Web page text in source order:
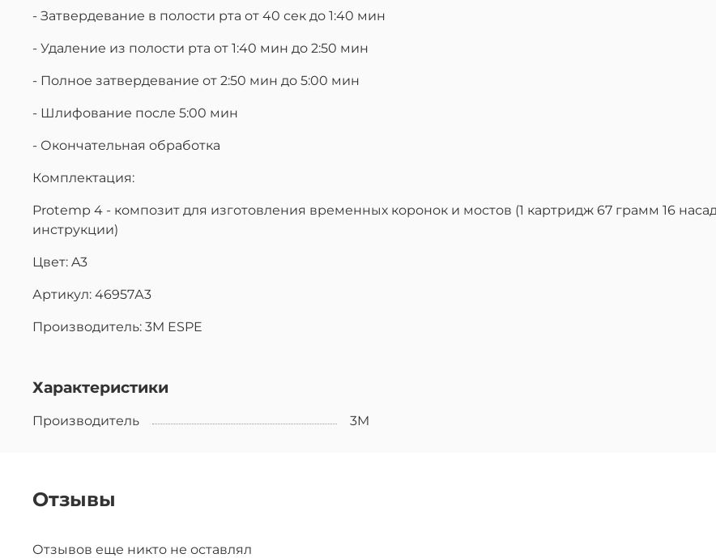
- Затвердевание в полости рта от 40 сек до 1:40 мин
- Удаление из полости рта от 1:40 мин до 2:50 мин
- Полное затвердевание от 2:50 мин до 5:00 мин
- Шлифование после 5:00 мин
- Окончательная обработка
Комплектация:
Protemp 4 - композит для изготовления временных коронок и мостов (1 картридж 67 грамм 16
инструкции)
Цвет: A3
Артикул: 46957А3
Производитель: 3M ESPE
Характеристики
Производитель 3M
Отзывы
Отзывов еще никто не оставлял